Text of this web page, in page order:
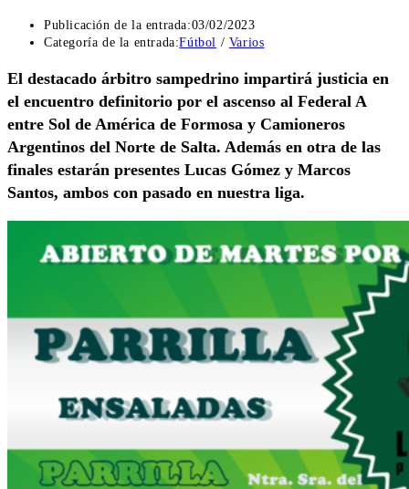
Publicación de la entrada:03/02/2023
Categoría de la entrada:Fútbol / Varios
El destacado árbitro sampedrino impartirá justicia en
el encuentro definitorio por el ascenso al Federal A
entre Sol de América de Formosa y Camioneros
Argentinos del Norte de Salta. Además en otra de las
finales estarán presentes Lucas Gómez y Marcos
Santos, ambos con pasado en nuestra liga.